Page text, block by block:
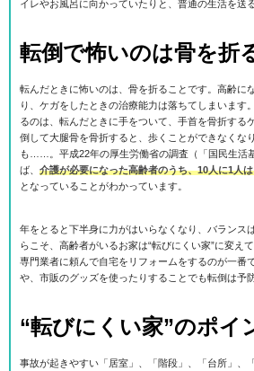
イレやお風呂に向かっていたりと、普通の生活を送
転倒で怖いのは骨を折
転んだときに怖いのは、骨を折ることです。高齢に
り、ケガをしたときの治療能力は落ちてしまいます
るのは、転んだときに手をついて、手首を骨折する
倒して大腿骨を骨折すると、歩くことができなくな
も……。平成22年の厚生労働省の調査（「国民生活
ば、 介護が必要になった高齢者のうち、10人に1人
となっていることがわかっています。
年をとると下半身に力がはいらなくなり、バランス
らこそ、高齢者がいるお家は“転びにくい家”に変え
専門業者に頼んで自宅をリフォームをするのが一番
や、市販のグッズを使ったりすることでも転倒は予
“転びにくい家”のポイ
事故が起きやすい「居室」、「階段」、「台所」、